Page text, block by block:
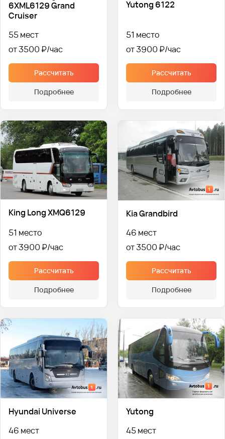
6XML6129 Grand
Cruiser
55 мест
от 3500 ₽
Рассчитать
Подробнее
Yutong 6122
51 место
от 3900 ₽
Рассчитать
Подробнее
King Long XMQ6129
51 место
от 3900 ₽
Рассчитать
Подробнее
Kia Grandbird
46 мест
от 3500 ₽
Рассчитать
Подробнее
Hyundai Universe
46 мест
Yutong
45 мест